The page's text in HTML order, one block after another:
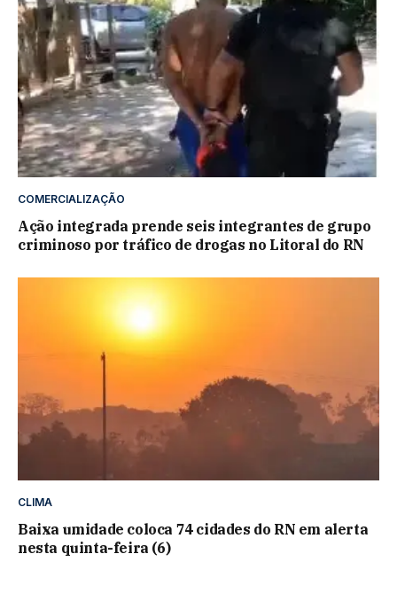
COMERCIALIZAÇÃO
Ação integrada prende seis integrantes de grupo
criminoso por tráfico de drogas no Litoral do RN
CLIMA
Baixa umidade coloca 74 cidades do RN em alerta
nesta quinta-feira (6)